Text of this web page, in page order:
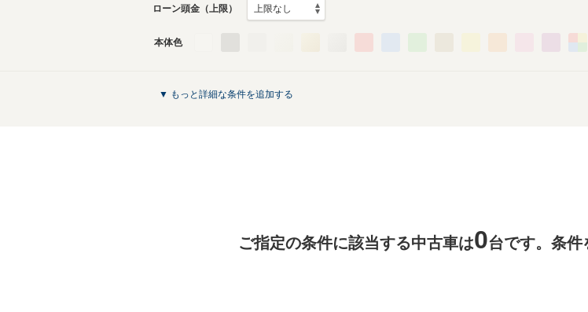
ローン頭金（上限）
本体色
▼ もっと詳細な条件を追加する
ご指定の条件に該当する中古車は0台です。条件